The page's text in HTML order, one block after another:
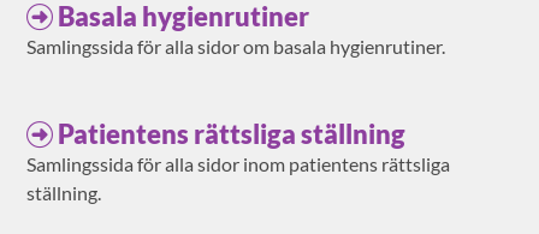
Basala hygienrutiner
Samlingssida för alla sidor om basala hygienrutiner.
Patientens rättsliga ställning
Samlingssida för alla sidor inom patientens rättsliga
ställning.